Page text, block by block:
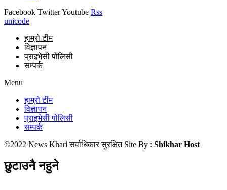
Facebook TwitterYoutube Rss
unicode
हाम्रो टीम
विज्ञापन
प्राइभेसी पोलिसी
सम्पर्क
Menu
हाम्रो टीम
विज्ञापन
प्राइभेसी पोलिसी
सम्पर्क
©2022 News Khari सर्वाधिकार सुरक्षित Site By : Shikhar Host
छुटाउनै नहुने